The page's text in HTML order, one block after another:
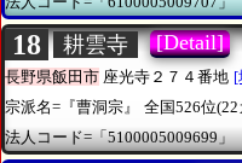
18 耕雲寺 [Detail]
長野県飯田市 座光寺２７４番地 [
宗派名=『曹洞宗』
全国526位
法人コード=「5100005009699」